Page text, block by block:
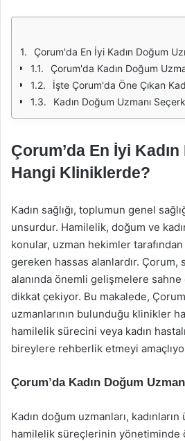
Çorum'da En İyi Kadın Doğum
Çorum'da Kadın Doğum
İşte Çorum'da Öne Çıkan
Kadın Doğum Uzmanı Seçerken
Çorum’da En İyi
Hangi Kliniklerde?
Kadın sağlığı, toplumun genel
unsurdur. Hamilelik, doğum ve
konular, uzman hekimler
gereken hassas alanlardır. Çorum,
alanında önemli gelişmelere
dikkat çekiyor. Bu makalede,
uzmanlarının bulunduğu klinikler
hamilelik sürecini veya kadın
bireylere rehberlik etmeyi
Çorum’da Kadın Doğum
Kadın doğum uzmanları, kadınların
hamilelik süreçlerinin yönetiminde